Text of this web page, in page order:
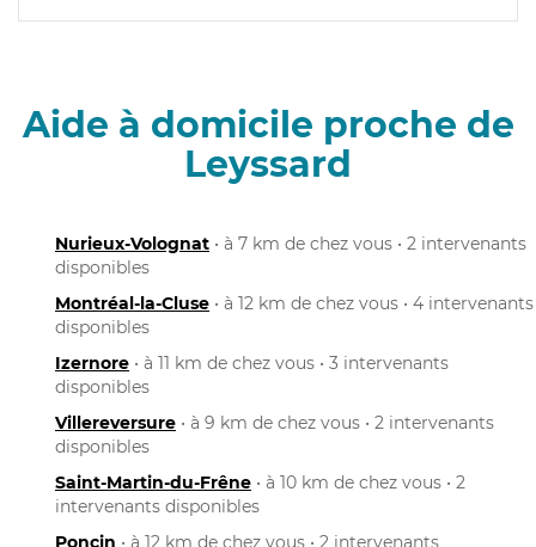
Aide à domicile proche de
Leyssard
Nurieux-Volognat • à 7 km de chez vous • 2 intervenants
disponibles
Montréal-la-Cluse • à 12 km de chez vous • 4 intervenants
disponibles
Izernore • à 11 km de chez vous • 3 intervenants
disponibles
Villereversure • à 9 km de chez vous • 2 intervenants
disponibles
Saint-Martin-du-Frêne • à 10 km de chez vous • 2
intervenants disponibles
Poncin • à 12 km de chez vous • 2 intervenants